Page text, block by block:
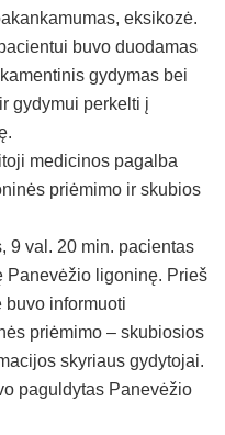
eksikozė.
buvo duodamas
gydymas bei
gydymui perkelti į
medicinos pagalba
priėmimo ir skubios
9 val. 20 min. pacientas
Panevėžio ligoninę. Prieš
informuoti
priėmimo – skubiosios
skyriaus gydytojai.
paguldytas Panevėžio